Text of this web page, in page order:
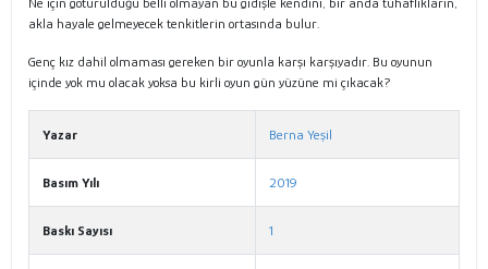
akla hayale gelmeyecek tenkitlerin ortasında bulur.
Genç kız dahil olmaması gereken bir oyunla karşı karşıyadır. Bu oyunun
içinde yok mu olacak yoksa bu kirli oyun gün yüzüne mi çıkacak?
Yazar Berna Yeşil
Basım Yılı 2019
Baskı Sayısı 1